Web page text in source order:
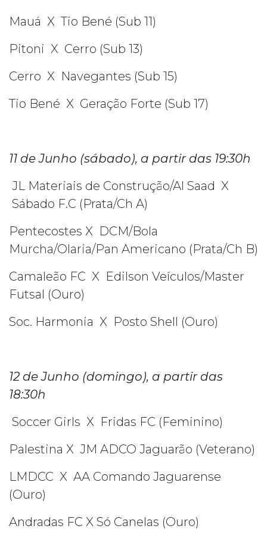
Mauá X Tio Bené (Sub 11)
Pitoni X Cerro (Sub 13)
Cerro X Navegantes (Sub 15)
Tio Bené X Geração Forte (Sub 17)
11 de Junho (sábado), a partir das 19:30h
JL Materiais de Construção/Al Saad X
Sábado F.C (Prata/Ch A)
Pentecostes X DCM/Bola
Murcha/Olaria/Pan Americano (Prata/Ch B)
Camaleão FC X Edilson Veículos/Master
Futsal (Ouro)
Soc. Harmonia X Posto Shell (Ouro)
12 de Junho (domingo), a partir das
18:30h
Soccer Girls X Fridas FC (Feminino)
Palestina X JM ADCO Jaguarão (Veterano)
LMDCC X AA Comando Jaguarense
(Ouro)
Andradas FC X Só Canelas (Ouro)